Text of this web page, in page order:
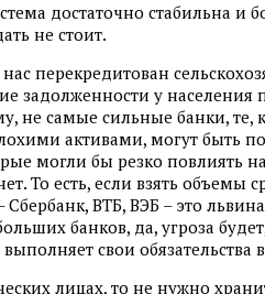
достаточно стабильна и
не стоит.
перекредитован
задолженности у населения
не самые сильные банки, те,
активами, могут быть
могли бы резко повлиять
То есть, если взять объемы
Сбербанк, ВТБ, ВЭБ – это
банков, да, угроза
свои обязательства
лицах, то не нужно